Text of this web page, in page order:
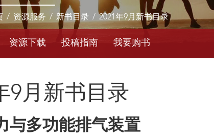
/ 资源服务 / 新书目录 / 2021年9月新书目录
资源下载 投稿指南 我要购书
9月新书目录
与多功能排气装置